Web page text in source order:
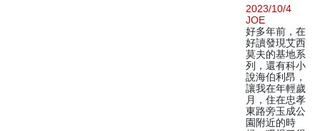
2023/10/4
JOE
好多年前，在
好讀發現艾西
莫夫的基地系
列，還有科小
說海伯利昂，
讓我在年輕歲
月，住在忠孝
東路旁玉成公
園附近的時